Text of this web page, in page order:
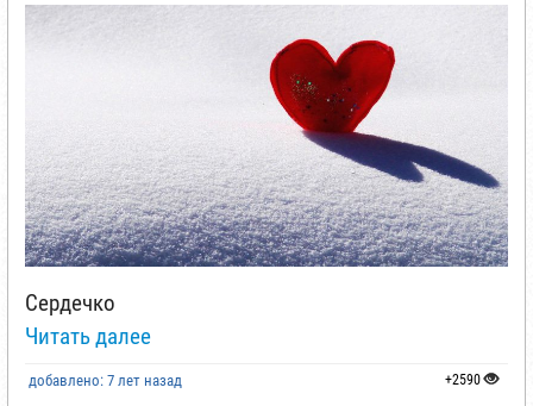
Сердечко
Читать далее
добавлено: 7 лет назад +2590